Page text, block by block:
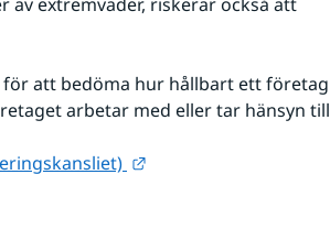
att bedöma hur hållbart ett företag
arbetar med eller tar hänsyn till